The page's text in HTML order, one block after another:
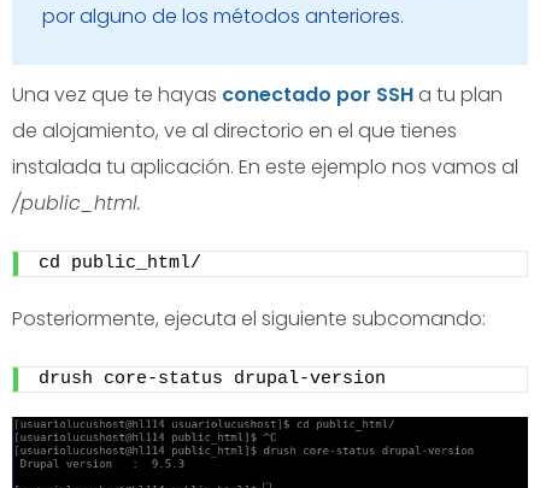
por alguno de los métodos anteriores.
Una vez que te hayas conectado por SSH a tu plan
de alojamiento, ve al directorio en el que tienes
instalada tu aplicación. En este ejemplo nos vamos al
/public_html.
cd public_html/
Posteriormente, ejecuta el siguiente subcomando:
drush core-status drupal-version